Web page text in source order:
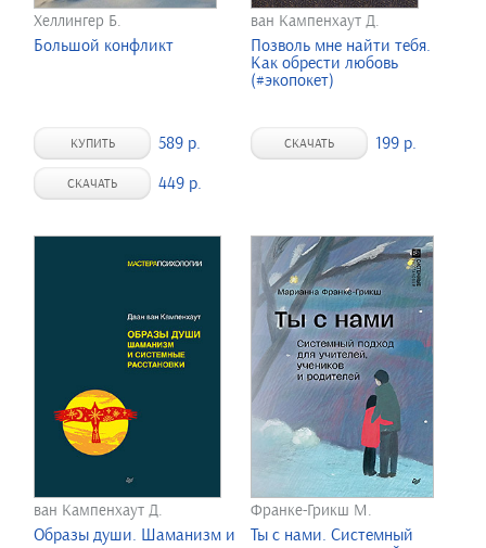
Хеллингер Б.
Большой конфликт
КУПИТЬ 589 р.
СКАЧАТЬ 449 р.
ван Кампенхаут Д.
Позволь мне найти тебя.
Как обрести любовь
(#экопокет)
СКАЧАТЬ 199 р.
ван Кампенхаут Д.
Образы души. Шаманизм и
Франке-Грикш М.
Ты с нами. Системный